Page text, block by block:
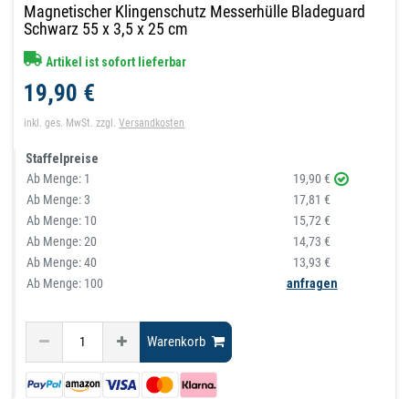
Magnetischer Klingenschutz Messerhülle Bladeguard
Schwarz 55 x 3,5 x 25 cm
Artikel ist sofort lieferbar
19,90 €
inkl. ges. MwSt. zzgl.Versandkosten
Staffelpreise
Ab Menge: 1
19,90 €
Ab Menge:3
17,81 €
Ab Menge: 10
15,72 €
Ab Menge:20
14,73 €
Ab Menge:40
13,93 €
Ab Menge: 100
anfragen
Warenkorb